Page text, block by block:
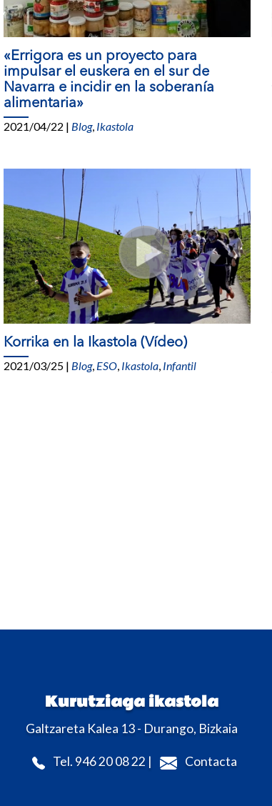
«Errigora es un proyecto para
impulsar el euskera en el sur de
Navarra e incidir en la soberanía
alimentaria»
2021/04/22 | Blog, Ikastola
Korrika en la Ikastola (Vídeo)
2021/03/25 | Blog, ESO Ikastola Infantil
Kurutziaga ikastola
Galtzareta Kalea 13 - Durango, Bizkaia
Tel. 946 20 08 22 | Contacta